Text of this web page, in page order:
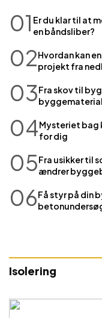
01 Er du klar til at
en båndsliber?
02Hvordan kan
projekt fra
03Fra skov til
04Mysteriet bag
for dig
05Fra usikker til
ændrer
06Få styr på din
Isolering